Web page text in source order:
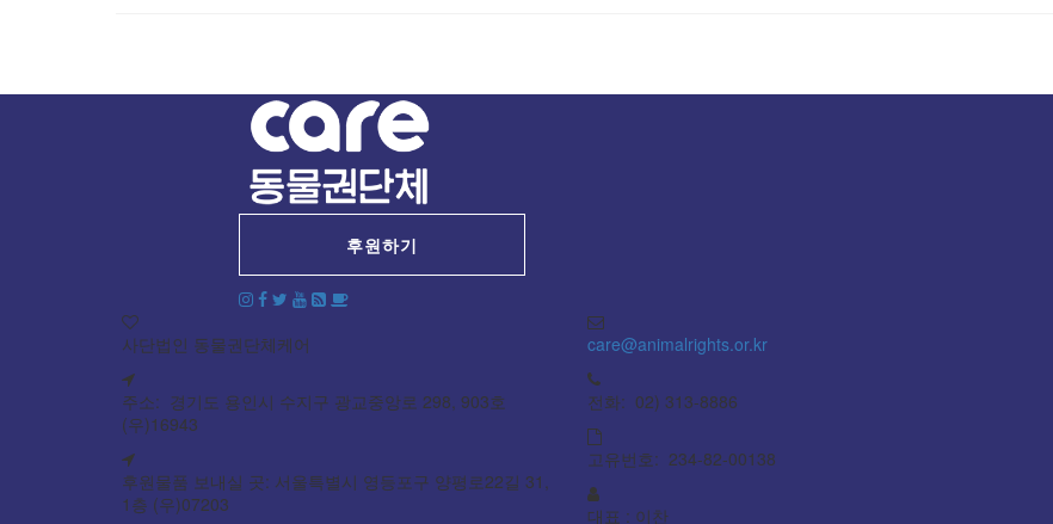
후원하기
사단법인 동물권단체케어
주소: 경기도 용인시 수지구 광교중앙로 298, 903호
(우)16943
후원물품 보내실 곳: 서울특별시 영등포구 양평로22길 31,
1층 (우)07203
care@animalrights.or.kr
전화: 02) 313-8886
고유번호: 234-82-00138
대표 : 이찬